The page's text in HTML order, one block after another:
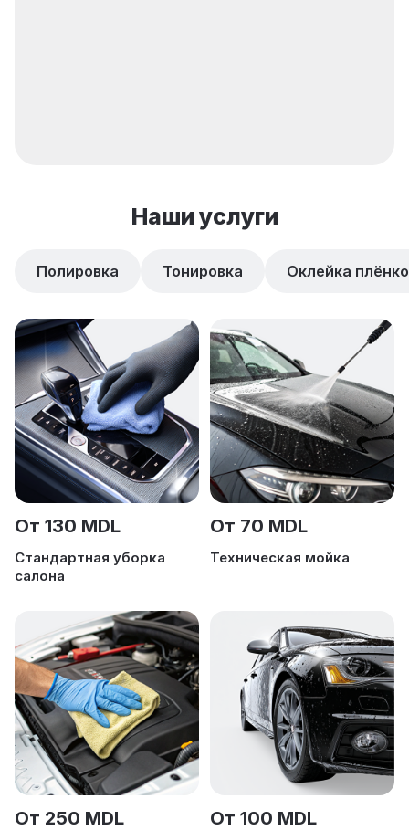
Наши услуги
Полировка Тонировка Оклейка
От 130 MDL
Стандартная уборка
салона
От 70 MDL
Техническая мойка
От 250 MDL От 100 MDL